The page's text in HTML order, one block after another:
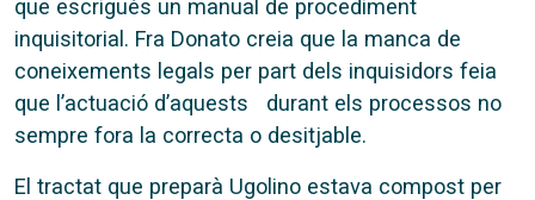
que escrigués un manual de procediment
inquisitorial. Fra Donato creia que la manca de
coneixements legals per part dels inquisidors feia
que l’actuació d’aquests durant els processos no
sempre fora la correcta o desitjable.
El tractat que preparà Ugolino estava compost per